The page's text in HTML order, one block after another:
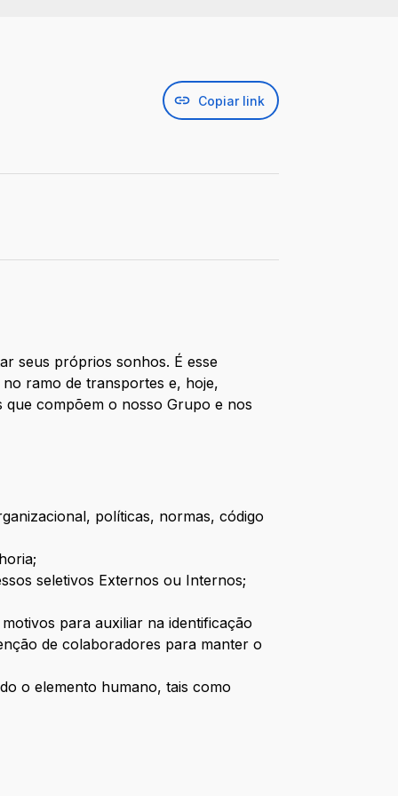
Copiar link
seus próprios sonhos. É esse
ramo de transportes e, hoje,
que compõem o nosso Grupo e nos
políticas, normas, código
seletivos Externos ou Internos;
para auxiliar na identificação
de colaboradores para manter o
o elemento humano, tais como